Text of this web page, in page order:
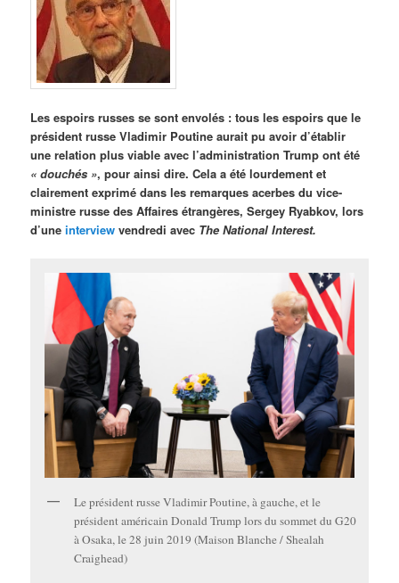
Les espoirs russes se sont envolés : tous les espoirs que le
président russe Vladimir Poutine aurait pu avoir d’établir
une relation plus viable avec l’administration Trump ont été
« douchés », pour ainsi dire. Cela a été lourdement et
clairement exprimé dans les remarques acerbes du vice-
ministre russe des Affaires étrangères, Sergey Ryabkov, lors
d’uneinterview vendredi avec The National Interest.
Le président russe Vladimir Poutine, à gauche, et le
président américain Donald Trump lors du sommet du G20
à Osaka, le 28 juin 2019 (Maison Blanche / Shealah
Craighead)